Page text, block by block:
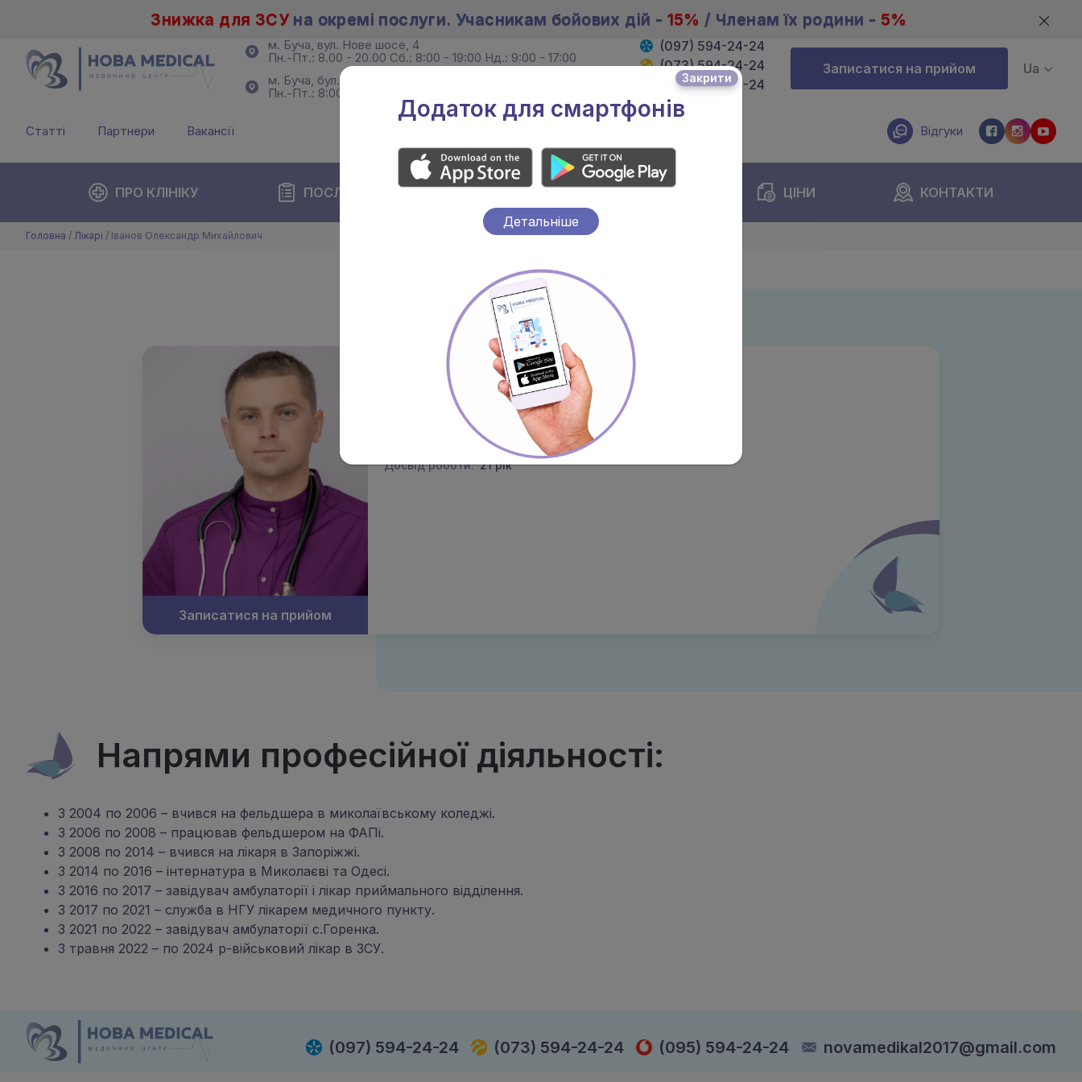
Знижка для ЗСУ на окремі послуги. Учасникам бойових дій - 15% / Членам їх родини - 5%
м. Буча, вул. Нове шосе, 4
Пн.-Пт.: 8.00 - 20.00 Сб.: 8:00 - 19:00 Нд.: 9:00 - 17:00
м. Буча, бул. Б. Хмельницького, 4
Пн.-Пт.: 8:00 - 19:00 Сб. 8:00 - 18:00 Нд.: вихідний
(097) 594-24-24
(073) 594-24-24
(095) 594-24-24
Записатися на прийом Ua
Статті Партнери Вакансії Відгуки
ПРО КЛІНІКУ ПОСЛУГИ ЛІКАРІ АКЦІЇ ЦІНИ КОНТАКТИ
Головна / Лікарі / Іванов Олександр Михайлович
Записатися на прийом
Іванов Олександр Михайлович
Сімейний лікар
Досвід роботи:21 рік
Напрями професійної діяльності:
З 2004 по 2006 – вчився на фельдшера в миколаївському коледжі.
З 2006 по 2008 – працював фельдшером на ФАПі.
З 2008 по 2014 – вчився на лікаря в Запоріжжі.
З 2014 по 2016 – інтернатура в Миколаєві та Одесі.
З 2016 по 2017 – завідувач амбулаторії і лікар приймального відділення.
З 2017 по 2021 – служба в НГУ лікарем медичного пункту.
З 2021 по 2022 – завідувач амбулаторії с.Горенка.
З травня 2022 – по 2024 р-військовий лікар в ЗСУ.
(097) 594-24-24 (073) 594-24-24 (095) 594-24-24 novamedikal2017@gmail.com
Закрити
Додаток для смартфонів
Детальніше